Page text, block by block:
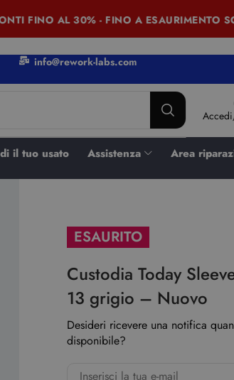
FINO AL 30% - FINO A ESAURIMENTO
info@rework-labs.com
il tuo usato Assistenza Area
ESAURITO
Custodia Today
13 grigio – Nuovo
Desideri ricevere una notifica
disponibile?